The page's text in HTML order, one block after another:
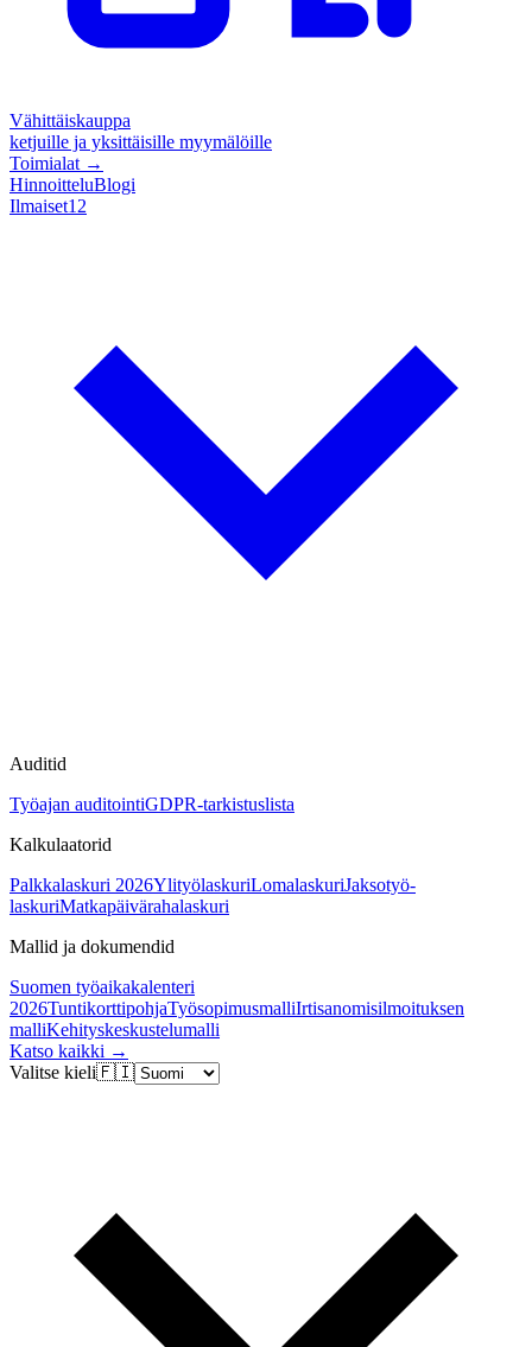
Vähittäiskauppa
ketjuille ja yksittäisille myymälöille
Toimialat →
HinnoitteluBlogi
Ilmaiset12
Auditid
Työajan auditointiGDPR-tarkistuslista
Kalkulaatorid
Palkkalaskuri 2026YlityölaskuriLomalaskuriJaksotyö-
laskuriMatkapäivärahalaskuri
Mallid ja dokumendid
Suomen työaikakalenteri
2026TuntikorttipohjaTyösopimusmalliIrtisanomisilmoituksen
malliKehityskeskustelumalli
Katso kaikki →
Valitse kieli🇫🇮